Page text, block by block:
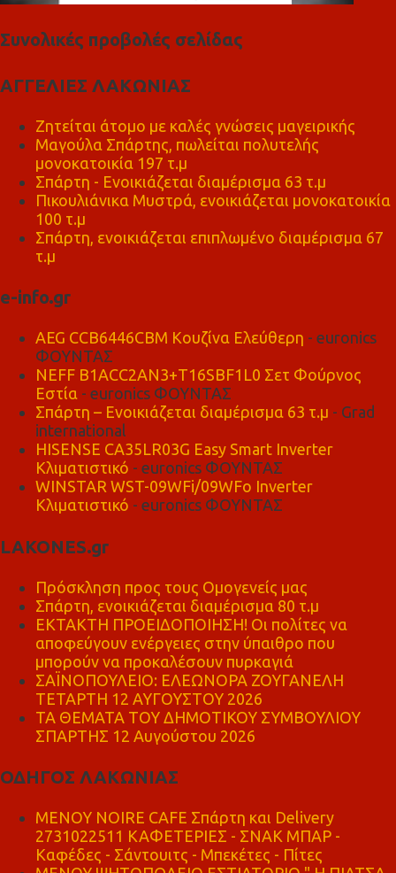
Συνολικές προβολές σελίδας
ΑΓΓΕΛΙΕΣ ΛΑΚΩΝΙΑΣ
Ζητείται άτομο με καλές γνώσεις μαγειρικής
Μαγούλα Σπάρτης, πωλείται πολυτελής
μονοκατοικία 197 τ.μ
Σπάρτη - Ενοικιάζεται διαμέρισμα 63 τ.μ
Πικουλιάνικα Μυστρά, ενοικιάζεται μονοκατοικία
100 τ.μ
Σπάρτη, ενοικιάζεται επιπλωμένο διαμέρισμα 67
τ.μ
e-info.gr
AEG CCB6446CBM Κουζίνα Ελεύθερη - euronics
ΦΟΥΝΤΑΣ
NEFF B1ACC2AN3+T16SBF1L0 Σετ Φούρνος
Εστία - euronics ΦΟΥΝΤΑΣ
Σπάρτη – Ενοικιάζεται διαμέρισμα 63 τ.μ - Grad
international
HISENSE CA35LR03G Easy Smart Inverter
Κλιματιστικό - euronics ΦΟΥΝΤΑΣ
WINSTAR WST-09WFi/09WFo Inverter
Κλιματιστικό - euronics ΦΟΥΝΤΑΣ
LAKONES.gr
Πρόσκληση προς τους Ομογενείς μας
Σπάρτη, ενοικιάζεται διαμέρισμα 80 τ.μ
ΕΚΤΑΚΤΗ ΠΡΟΕΙΔΟΠΟΙΗΣΗ! Οι πολίτες να
αποφεύγουν ενέργειες στην ύπαιθρο που
μπορούν να προκαλέσουν πυρκαγιά
ΣΑΪΝΟΠΟΥΛΕΙΟ: ΕΛΕΩΝΟΡΑ ΖΟΥΓΑΝΕΛΗ
ΤΕΤΑΡΤΗ 12 ΑΥΓΟΥΣΤΟΥ 2026
ΤΑ ΘΕΜΑΤΑ ΤΟΥ ΔΗΜΟΤΙΚΟΥ ΣΥΜΒΟΥΛΙΟΥ
ΣΠΑΡΤΗΣ 12 Αυγούστου 2026
ΟΔΗΓΟΣ ΛΑΚΩΝΙΑΣ
MENOY NOIRE CAFE Σπάρτη και Delivery
2731022511 ΚΑΦΕΤΕΡΙΕΣ - ΣΝΑΚ ΜΠΑΡ -
Καφέδες - Σάντουιτς - Μπεκέτες - Πίτες